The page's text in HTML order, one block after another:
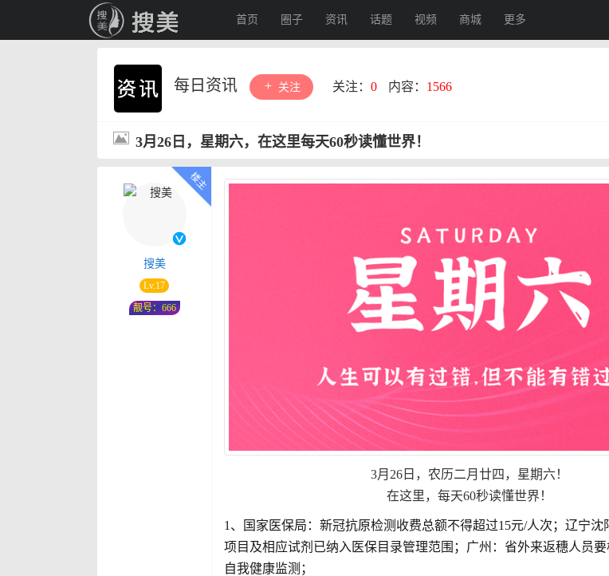
首页 圈子 资讯 话题 视频 商城 更多
每日资讯 关注 关注： 0 内容： 1566
3月26日，星期六，在这里每天60秒读懂世界！
搜美
Lv.17
靓号：666
3月26日，农历二月廿四，星期六！
在这里，每天60秒读懂世界！
1、国家医保局：新冠抗原检测收费总额不得超过15元/人次；辽宁沈
项目及相应试剂已纳入医保目录管理范围；广州：省外来返穗人员要
自我健康监测；